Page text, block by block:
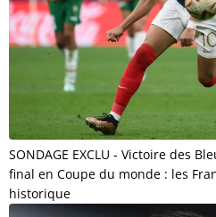
SONDAGE EXCLU - Victoire des
final en Coupe du monde : les
historique